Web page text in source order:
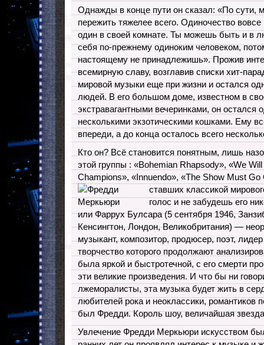
Однажды в конце пути он сказал: «По сути,
пережить тяжелее всего. Одиночество вовсе
один в своей комнате. Ты можешь быть и в
себя по-прежнему одиноким человеком,
настоящему не принадлежишь». Прожив
всемирную славу, возглавив списки хит-
мировой музыки еще при жизни и остался
людей. В его большом доме, известном в
экстравагантными вечеринками, он остался
несколькими экзотическими кошками. Ему
впереди, а до конца осталось всего
Кто он? Всё становится понятным, лишь
этой группы : «Bohemian Rhapsody», «We
Champions», «Innuendo», «The Show Must
ставших классикой
голос и не забудешь его
или Фаррух Булсара (5 сентября 1946,
Кенсингтон, Лондон, Великобритания) —
музыкант, композитор, продюсер, поэт,
творчество которого продолжают
была яркой и быстротечной, с его смерти
эти великие произведения. И что бы ни
лжеморалисты, эта музыка будет жить в
любителей рока и неоклассики, романтиков
был Фредди. Король шоу, величайшая
Увлечение Фредди Меркьюри искусством